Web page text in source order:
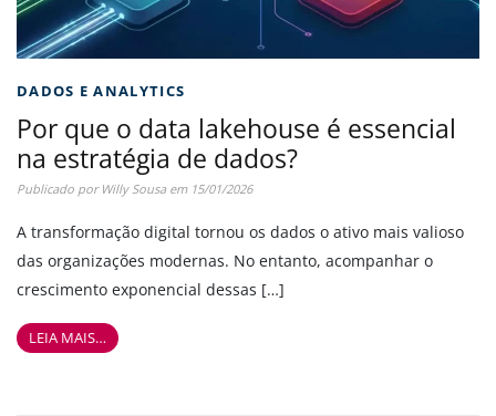
DADOS E ANALYTICS
Por que o data lakehouse é essencial
na estratégia de dados?
Publicado por Willy Sousaem 15/01/2026
A transformação digital tornou os dados o ativo mais valioso
das organizações modernas. No entanto, acompanhar o
crescimento exponencial dessas […]
LEIA MAIS…